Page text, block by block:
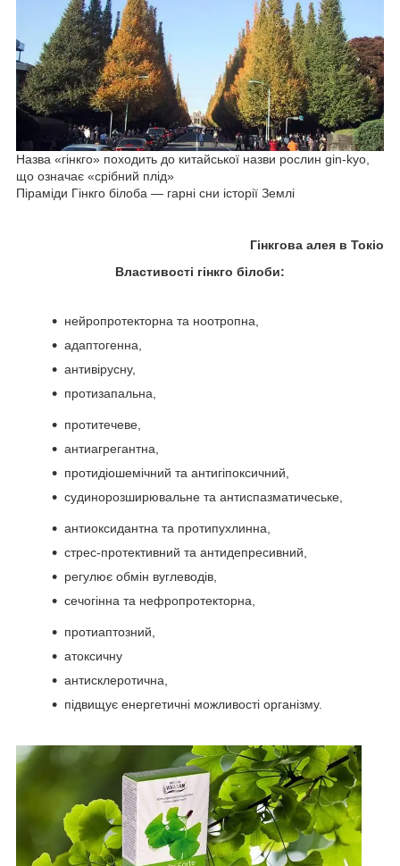
Назва «гінкго» походить до китайської назви рослин gin-kyo,
що означає «срібний плід»
Піраміди Гінкго білоба — гарні сни історії Землі
Гінкгова алея в Токіо
Властивості гінкго білоби:
нейропротекторна та ноотропна,
адаптогенна,
антивірусну,
протизапальна,
протитечеве,
антиагрегантна,
протидіошемічний та антигіпоксичний,
судинорозширювальне та антиспазматичеське,
антиоксидантна та протипухлинна,
стрес-протективний та антидепресивний,
регулює обмін вуглеводів,
сечогінна та нефропротекторна,
протиаптозний,
атоксичну
антисклеротична,
підвищує енергетичні можливості організму.